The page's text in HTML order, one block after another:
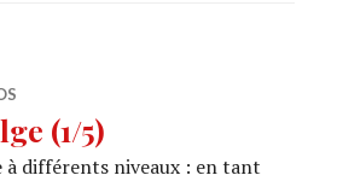
(1/5)
à différents niveaux : en tant